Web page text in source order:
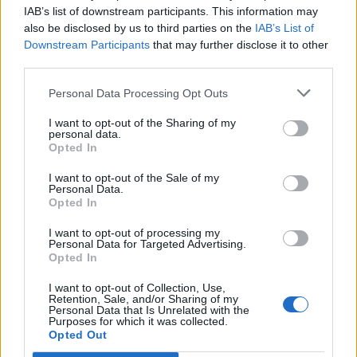
IAB’s list of downstream participants. This information may
also be disclosed by us to third parties on the IAB’s List of
Downstream Participants that may further disclose it to other
Personal Data Processing Opt Outs
I want to opt-out of the Sharing of my
personal data.
Opted In
I want to opt-out of the Sale of my
Personal Data.
Opted In
I want to opt-out of processing my
Personal Data for Targeted Advertising.
Opted In
I want to opt-out of Collection, Use,
Retention, Sale, and/or Sharing of my
Personal Data that Is Unrelated with the
Purposes for which it was collected.
Opted Out
dhe informimit publik
Vala përvëluese godet
Europën, temperatura
rekord dhe mijëra jetë të
humbura nga nxehtësia
Europa nën pushtetin e të
nxehtit ekstrem, Italia
shpall alarm të kuq në të
temperatura rekord
Mashtronte në internet
përmes pakove postare,
Prokuroria e Tiranës
dërgon për gjykim
nigerianin
Rama për “Financial
Times”: Shqipëria ndodhet
në periudhën më të